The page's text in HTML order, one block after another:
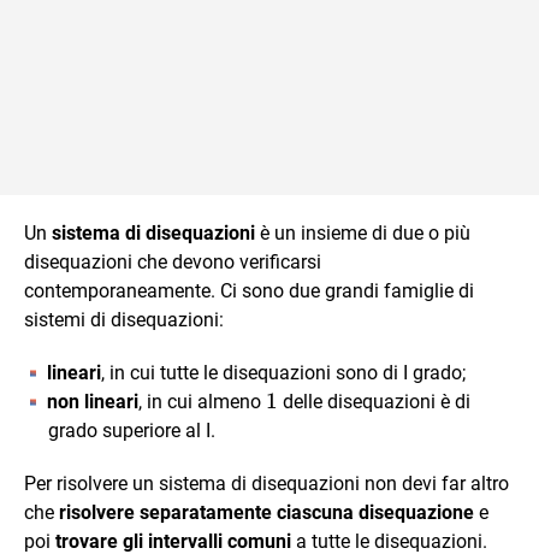
Un sistema di disequazioni è un insieme di due o più
disequazioni che devono verificarsi
contemporaneamente. Ci sono due grandi famiglie di
sistemi di disequazioni:
lineari, in cui tutte le disequazioni sono di I grado;
non lineari, in cui almeno 1
1 delle disequazioni è di
grado superiore al I.
Per risolvere un sistema di disequazioni non devi far altro
che risolvere separatamente ciascuna disequazione e
poi trovare gli intervalli comuni a tutte le disequazioni.